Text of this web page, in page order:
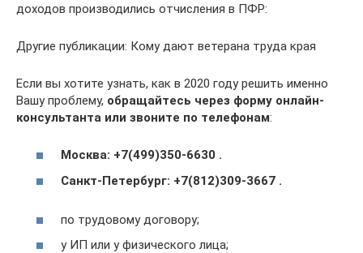
доходов производились отчисления в ПФР:
Другие публикации: Кому дают ветерана труда края
Если вы хотите узнать, как в 2020 году решить именно
Вашу проблему, обращайтесь через форму онлайн-
консультанта или звоните по телефонам:
Москва: +7(499)350-6630 .
Санкт-Петербург: +7(812)309-3667 .
по трудовому договору;
у ИП или у физического лица;